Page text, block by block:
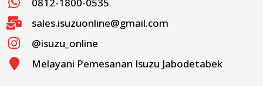
0812-1800-0535
sales.isuzuonline@gmail.com
@isuzu_online
Melayani Pemesanan Isuzu Jabodetabek